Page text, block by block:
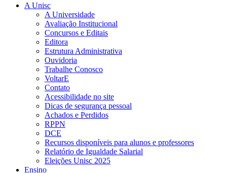
A Unisc
A Universidade
Avaliação Institucional
Concursos e Editais
Editora
Estrutura Administrativa
Ouvidoria
Trabalhe Conosco
VoltarE
Contato
Acessibilidade no site
Dicas de segurança pessoal
Achados e Perdidos
RPPN
DCE
Recursos disponíveis para alunos e professores
Relatório de Igualdade Salarial
Eleições Unisc 2025
Ensino